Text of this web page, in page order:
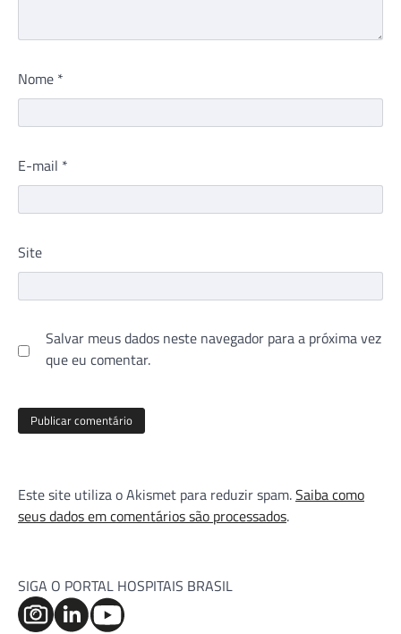
Nome *
E-mail *
Site
Salvar meus dados neste navegador para a próxima vez
que eu comentar.
Este site utiliza o Akismet para reduzir spam.Saiba como
seus dados em comentários são processados.
SIGA O PORTAL HOSPITAIS BRASIL